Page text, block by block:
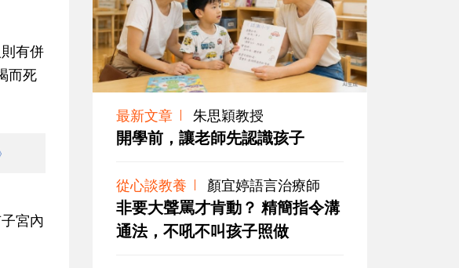
有併
而死
宮內
最新文章 朱思穎教授
開學前，讓老師先認識孩子
從心談教養 顏宜婷語言治療師
非要大聲罵才肯動？ 精簡指令溝
通法，不吼不叫孩子照做